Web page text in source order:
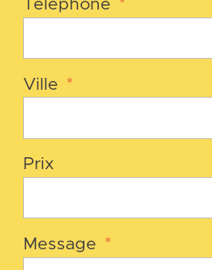
Téléphone *
Ville *
Prix
Message *